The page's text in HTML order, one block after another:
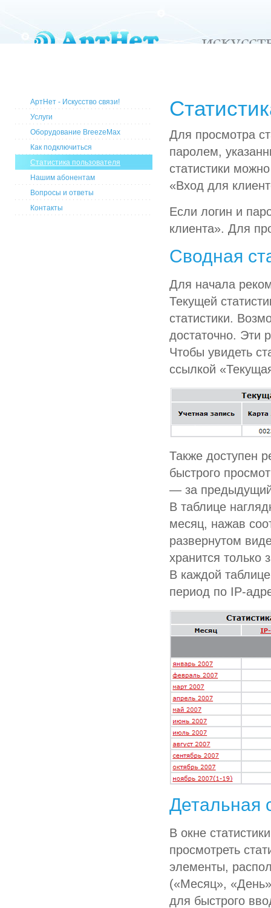
АртНет - Искусство связи!
Услуги
Оборудование BreezeMax
Как подключиться
Статистика пользователя
Нашим абонентам
Вопросы и ответы
Контакты
Для просмотра
паролем,
статистики
«Вход для
Если логин и
клиента». Для
Сводная
Для начала
Текущей
статистики.
достаточно. Эти
Чтобы увидеть
ссылкой
Также доступен
быстрого
— за
В таблице
месяц, нажав
развернутом
хранится только
В каждой
период по IP-
Детальная
В окне
просмотреть
элементы,
(«Месяц»,
для быстрого